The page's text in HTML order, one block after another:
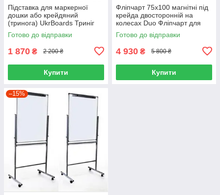
Підставка для маркерної
дошки або крейдяний
(тринога) UkrBoards Триніг
для дошка
Готово до відправки
1 870 ₴ 2 200 ₴
Купити
Фліпчарт 75х100 магнітні під
крейда двосторонній на
колесах Duo Фліпчарт для
крейди односторонній
Готово до відправки
4 930 ₴ 5 800 ₴
Купити
–15%